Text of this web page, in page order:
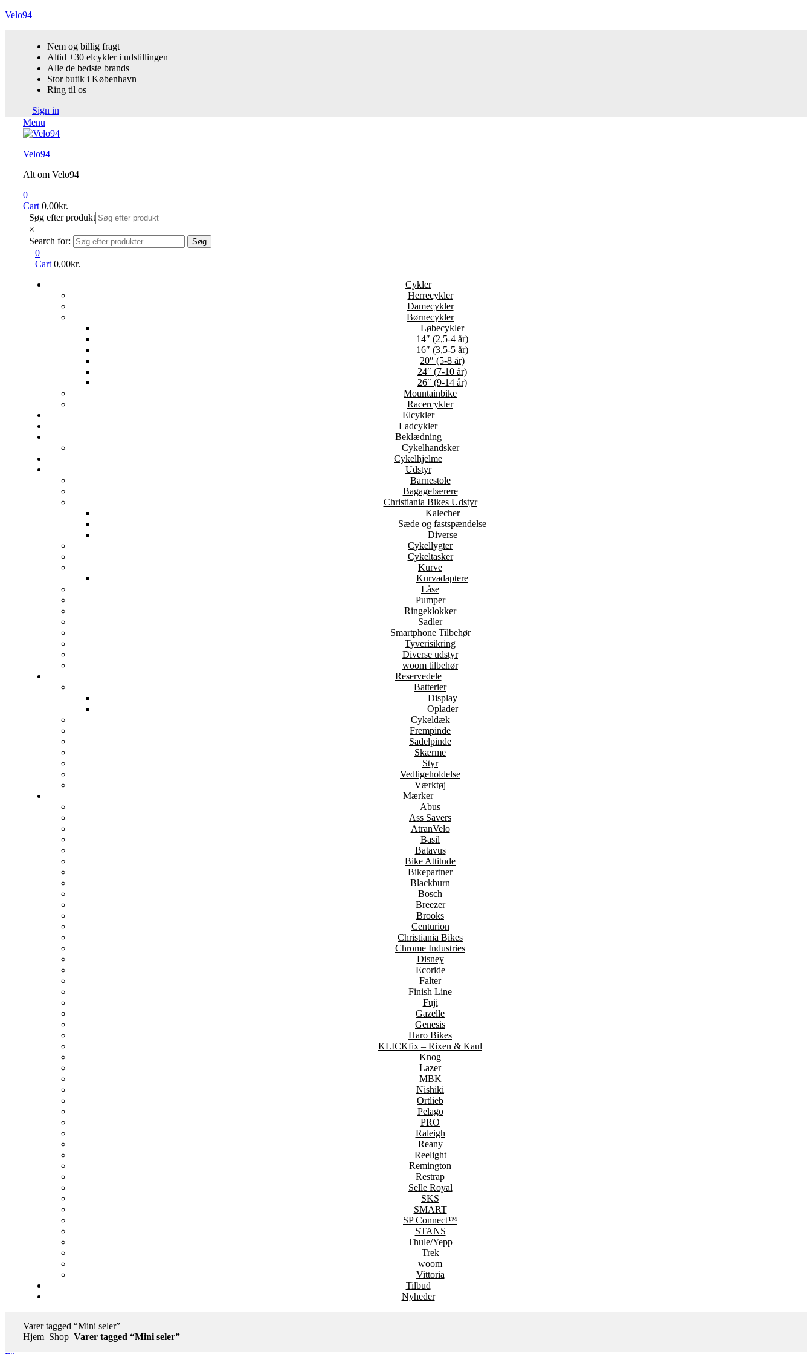
Velo94
Nem og billig fragt
Altid +30 elcykler i udstillingen
Alle de bedste brands
Stor butik i København
Ring til os
Sign in
Menu
Velo94
Alt om Velo94
0
Cart 0,00kr.
Søg efter produkt
×
Search for:
Søg
0
Cart 0,00kr.
Cykler
Herrecykler
Damecykler
Børnecykler
Løbecykler
14″ (2,5-4 år)
16″ (3,5-5 år)
20″ (5-8 år)
24″ (7-10 år)
26″ (9-14 år)
Mountainbike
Racercykler
Elcykler
Ladcykler
Beklædning
Cykelhandsker
Cykelhjelme
Udstyr
Barnestole
Bagagebærere
Christiania Bikes Udstyr
Kalecher
Sæde og fastspændelse
Diverse
Cykellygter
Cykeltasker
Kurve
Kurvadaptere
Låse
Pumper
Ringeklokker
Sadler
Smartphone Tilbehør
Tyverisikring
Diverse udstyr
woom tilbehør
Reservedele
Batterier
Display
Oplader
Cykeldæk
Frempinde
Sadelpinde
Skærme
Styr
Vedligeholdelse
Værktøj
Mærker
Abus
Ass Savers
AtranVelo
Basil
Batavus
Bike Attitude
Bikepartner
Blackburn
Bosch
Breezer
Brooks
Centurion
Christiania Bikes
Chrome Industries
Disney
Ecoride
Falter
Finish Line
Fuji
Gazelle
Genesis
Haro Bikes
KLICKfix – Rixen & Kaul
Knog
Lazer
MBK
Nishiki
Ortlieb
Pelago
PRO
Raleigh
Reany
Reelight
Remington
Restrap
Selle Royal
SKS
SMART
SP Connect™
STANS
Thule/Yepp
Trek
woom
Vittoria
Tilbud
Nyheder
Varer tagged “Mini seler”
Hjem Shop Varer tagged “Mini seler”